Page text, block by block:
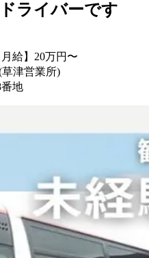
ライバーです
給】20万円〜
津営業所)
地